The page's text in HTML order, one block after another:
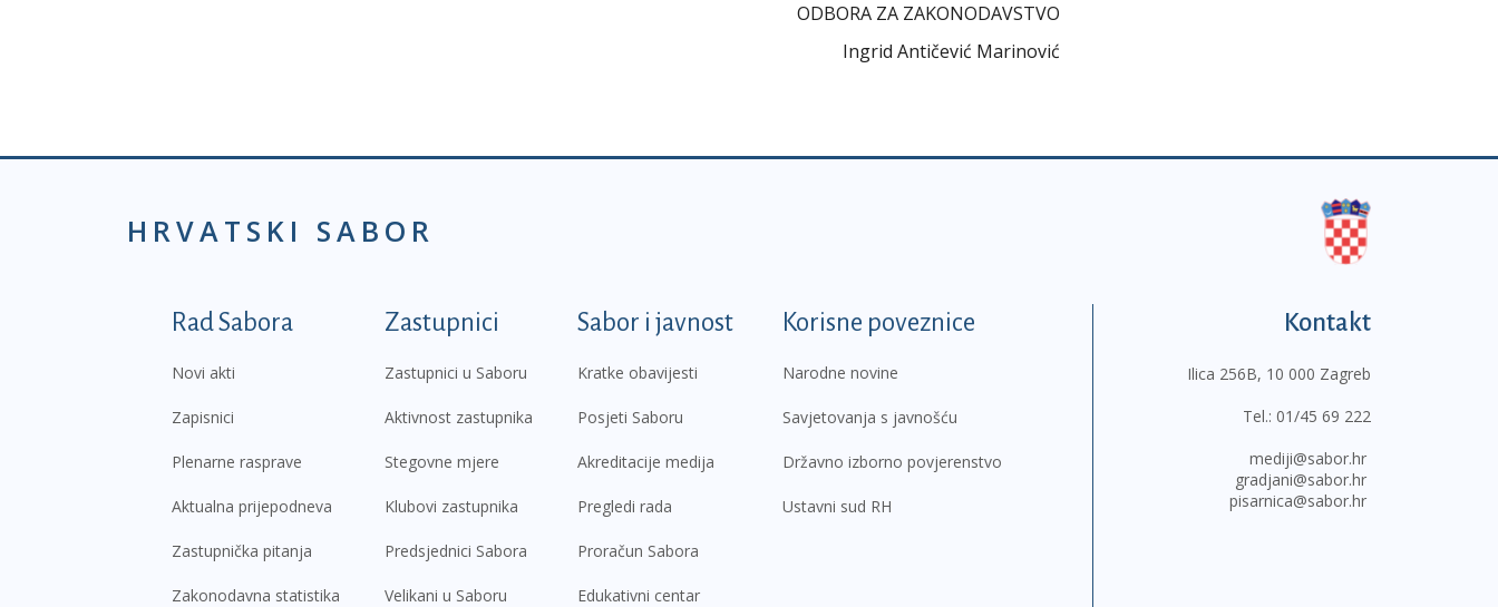
ODBORA ZA ZAKONODAVSTVO
Ingrid Antičević Marinović
HRVATSKI SABOR
Podnožje prvi izbornik
Rad Sabora
Novi akti
Zapisnici
Plenarne rasprave
Aktualna prijepodneva
Zastupnička pitanja
Zakonodavna statistika
Zastupnici
Zastupnici u Saboru
Aktivnost zastupnika
Stegovne mjere
Klubovi zastupnika
Predsjednici Sabora
Velikani u Saboru
Sabor i javnost
Kratke obavijesti
Posjeti Saboru
Akreditacije medija
Pregledi rada
Proračun Sabora
Edukativni centar
Korisne poveznice
Narodne novine
Savjetovanja s javnošću
Državno izborno povjerenstvo
Ustavni sud RH
Kontakt
Ilica 256B, 10 000 Zagreb
Tel.: 01/45 69 222
mediji@sabor.hr
gradjani@sabor.hr
pisarnica@sabor.hr